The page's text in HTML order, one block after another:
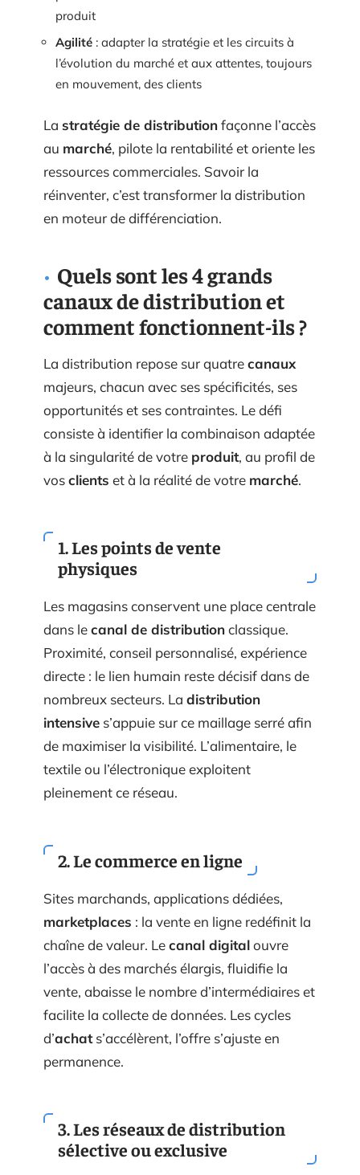
produit
Agilité : adapter la stratégie et les circuits à
l’évolution du marché et aux attentes, toujours
en mouvement, des clients
La stratégie de distributionfaçonne l’accès
au marché, pilote la rentabilité et oriente les
ressources commerciales. Savoir la
réinventer, c’est transformer la distribution
en moteur de différenciation.
Quels sont les 4 grands
canaux de distribution et
comment fonctionnent-ils ?
La distribution repose sur quatrecanaux
majeurs, chacun avec ses spécificités, ses
opportunités et ses contraintes. Le défi
consiste à identifier la combinaison adaptée
à la singularité de votre produit, au profil de
vosclients et à la réalité de votre marché.
1. Lespoints de vente
physiques
Les magasins conservent une place centrale
dans lecanal de distributionclassique.
Proximité, conseil personnalisé, expérience
directe : le lien humain reste décisif dans de
nombreux secteurs. La distribution
intensive s’appuie sur ce maillage serré afin
de maximiser la visibilité. L’alimentaire, le
textile ou l’électronique exploitent
pleinement ce réseau.
2. Lecommerce en ligne
Sites marchands, applications dédiées,
marketplaces : la vente en ligne redéfinit la
chaîne de valeur. Lecanal digitalouvre
l’accès à des marchés élargis, fluidifie la
vente, abaisse le nombre d’intermédiaires et
facilite la collecte de données. Les cycles
d’achats’accélèrent, l’offre s’ajuste en
permanence.
3. Lesréseaux de distribution
sélective ou exclusive